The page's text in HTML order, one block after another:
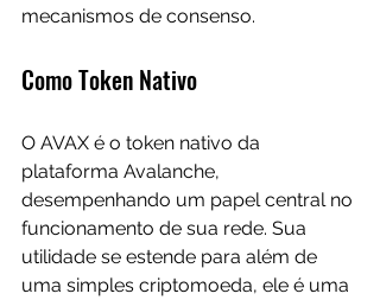
mecanismos de consenso.
Como Token Nativo
O AVAX é o token nativo da
plataforma Avalanche,
desempenhando um papel central no
funcionamento de sua rede. Sua
utilidade se estende para além de
uma simples criptomoeda, ele é uma